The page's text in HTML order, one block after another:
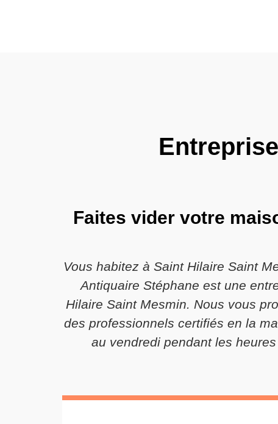
Faites vider votre
Vous habitez à Saint Hilaire Saint
Antiquaire Stéphane est une
Hilaire Saint Mesmin. Nous vous
des professionnels certifiés en la
au vendredi pendant les